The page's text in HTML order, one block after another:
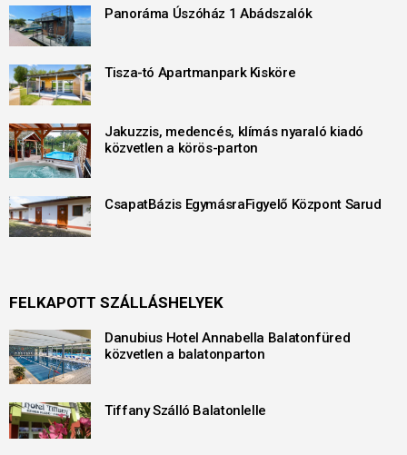
Panoráma Úszóház 1 Abádszalók
Tisza-tó Apartmanpark Kisköre
Jakuzzis, medencés, klímás nyaraló kiadó
közvetlen a körös-parton
CsapatBázis EgymásraFigyelő Központ Sarud
FELKAPOTT SZÁLLÁSHELYEK
Danubius Hotel Annabella Balatonfüred
közvetlen a balatonparton
Tiffany Szálló Balatonlelle